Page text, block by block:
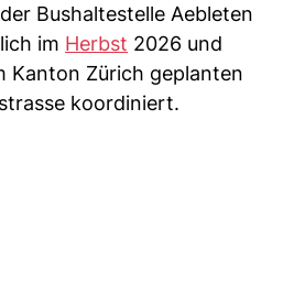
Bushaltestelle Aebleten
im Herbst 2026 und
Kanton Zürich geplanten
koordiniert.